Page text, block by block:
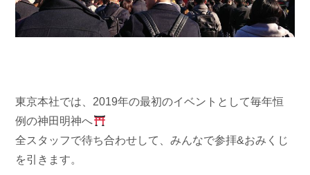
東京本社では、2019年の最初のイベントとして毎年恒
例の神田明神へ
全スタッフで待ち合わせして、みんなで参拝&おみくじ
を引きます。